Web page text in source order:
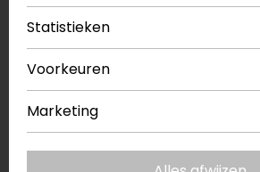
449,99
-40%
Statistieken
Voorkeuren
Marketing